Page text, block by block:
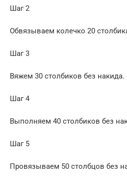
Шаг 2
Обвязываем колечко 20
Шаг 3
Вяжем 30 столбиков без накида.
Шаг 4
Выполняем 40 столбиков без
Шаг 5
Провязываем 50 столбцов без